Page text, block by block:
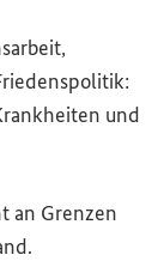
und
an Grenzen